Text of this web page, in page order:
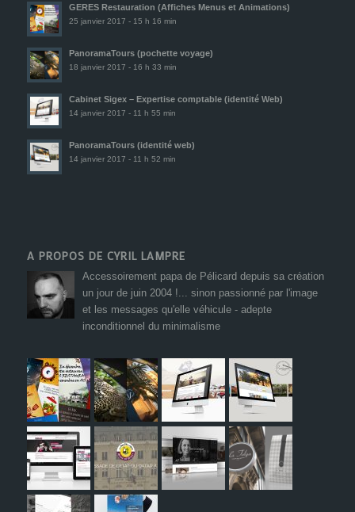
GERES Restauration (Affiches Menus et Animations)
25 janvier 2017 - 15 h 16 min
PanoramaTours (pochette voyage)
18 janvier 2017 - 16 h 33 min
Cabinet Sigex – Expertise comptable (identité Web)
14 janvier 2017 - 11 h 55 min
PanoramaTours (identité web)
14 janvier 2017 - 11 h 52 min
A PROPOS DE CYRIL LAMPRE
Accessoirement papa de Pélicard depuis sa création
un jour de juin 2004 !... sinon passionné par l'image
et les messages qu'elle véhicule - adepte
inconditionnel du minimalisme